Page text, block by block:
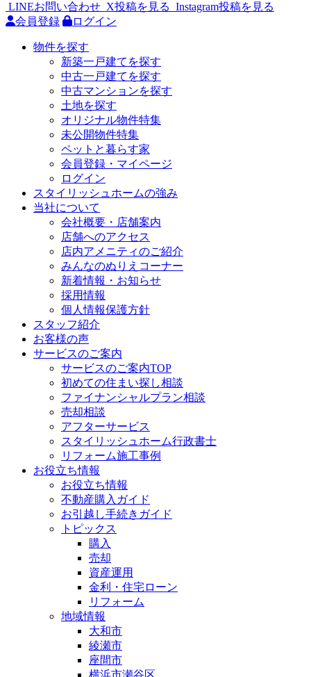
LINEお問い合わせ X投稿を見る Instagram投稿を見る
会員登録
ログイン
物件を探す
新築一戸建てを探す
中古一戸建てを探す
中古マンションを探す
土地を探す
オリジナル物件特集
未公開物件特集
ペットと暮らす家
会員登録・マイページ
ログイン
スタイリッシュホームの強み
当社について
会社概要・店舗案内
店舗へのアクセス
店内アメニティのご紹介
みんなのぬりえコーナー
新着情報・お知らせ
採用情報
個人情報保護方針
スタッフ紹介
お客様の声
サービスのご案内
サービスのご案内TOP
初めての住まい探し相談
ファイナンシャルプラン相談
売却相談
アフターサービス
スタイリッシュホーム行政書士
リフォーム施工事例
お役立ち情報
お役立ち情報
不動産購入ガイド
お引越し手続きガイド
トピックス
購入
売却
資産運用
金利・住宅ローン
リフォーム
地域情報
大和市
綾瀬市
座間市
横浜市瀬谷区